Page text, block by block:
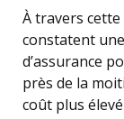
À travers
constatent
d’assurance
près de la
coût plus